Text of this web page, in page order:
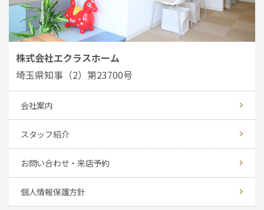
株式会社エクラスホーム
埼玉県知事（2）第23700号
会社案内
スタッフ紹介
お問い合わせ・来店予約
個人情報保護方針